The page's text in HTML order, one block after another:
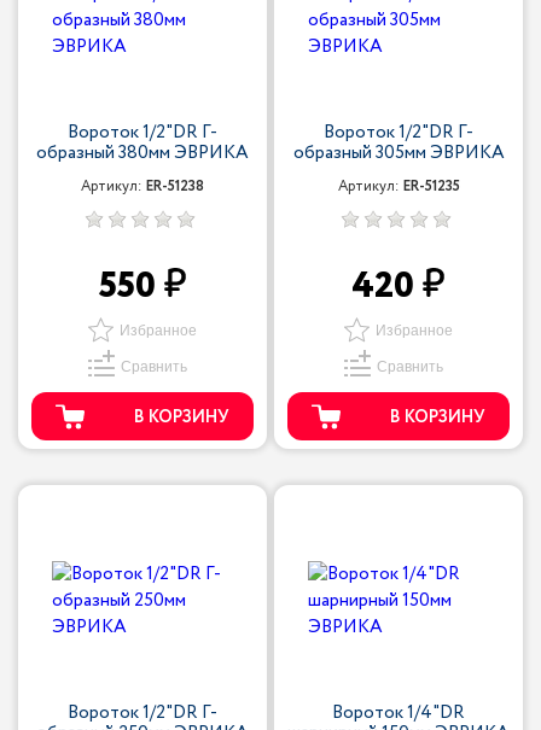
Вороток 1/2"DR Г-
образный 380мм ЭВРИКА
Артикул: ER-51238
550
Избранное
Сравнить
В КОРЗИНУ
Вороток 1/2"DR Г-
образный 305мм ЭВРИКА
Артикул: ER-51235
420
Избранное
Сравнить
В КОРЗИНУ
Вороток 1/2"DR Г- Вороток 1/4"DR